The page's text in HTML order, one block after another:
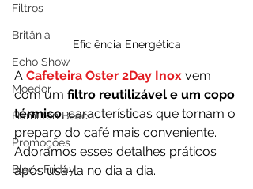
Filtros
Britânia
Echo Show
Moedor
Hamilton Beach
Promoções
Black Friday
Eficiência Energética
A Cafeteira Oster 2Day Inox vem
com um filtro reutilizável e um copo
térmico, características que tornam o
preparo do café mais conveniente.
Adoramos esses detalhes práticos
após usá-la no dia a dia.